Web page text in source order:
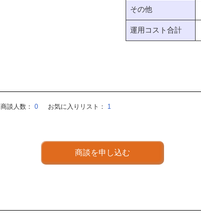
その他
運用コスト合計
商談人数： 0 お気に入りリスト： 1
商談を申し込む